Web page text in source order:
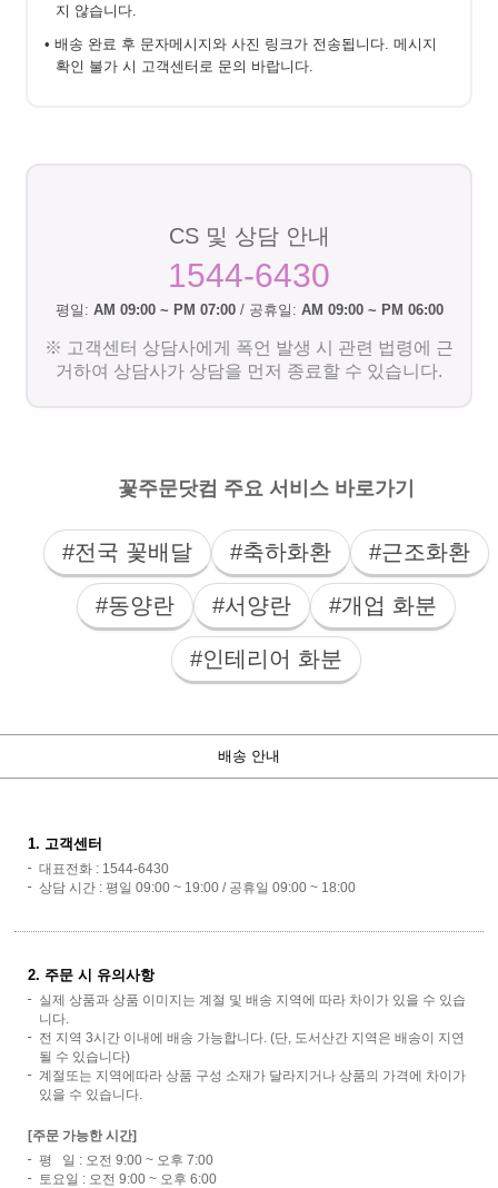
지 않습니다.
• 배송 완료 후 문자메시지와 사진 링크가 전송됩니다. 메시지
확인 불가 시 고객센터로 문의 바랍니다.
CS 및 상담 안내
1544-6430
평일: AM 09:00 ~ PM 07:00 / 공휴일: AM 09:00 ~ PM 06:00
※ 고객센터 상담사에게 폭언 발생 시 관련 법령에 근
거하여 상담사가 상담을 먼저 종료할 수 있습니다.
꽃주문닷컴 주요 서비스 바로가기
#전국 꽃배달 #축하화환 #근조화환
#동양란 #서양란 #개업 화분
#인테리어 화분
배송 안내
1. 고객센터
대표전화 : 1544-6430
상담 시간 : 평일 09:00 ~ 19:00 / 공휴일 09:00 ~ 18:00
2. 주문 시 유의사항
실제 상품과 상품 이미지는 계절 및 배송 지역에 따라 차이가 있을 수 있습
니다.
전 지역 3시간 이내에 배송 가능합니다. (단, 도서산간 지역은 배송이 지연
될 수 있습니다)
계절또는 지역에따라 상품 구성 소재가 달라지거나 상품의 가격에 차이가
있을 수 있습니다.
[주문 가능한 시간]
평 일 : 오전 9:00 ~ 오후 7:00
토요일 : 오전 9:00 ~ 오후 6:00